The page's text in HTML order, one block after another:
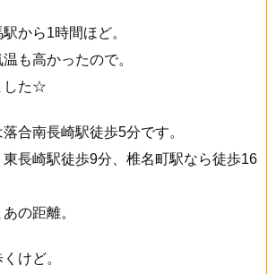
から1時間ほど。
も高かったので。
した☆
合南長崎駅徒歩5分です。
長崎駅徒歩9分、椎名町駅なら徒歩16
の距離。
けど。